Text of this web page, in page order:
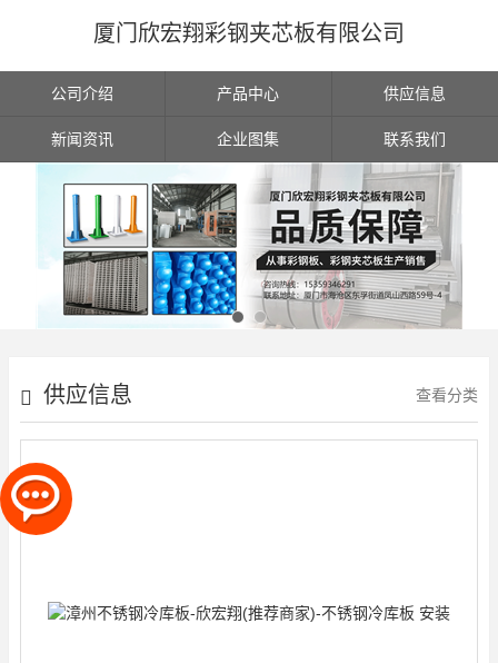
厦门欣宏翔彩钢夹芯板有限公司
公司介绍 产品中心 供应信息
新闻资讯 企业图集 联系我们
供应信息 查看分类